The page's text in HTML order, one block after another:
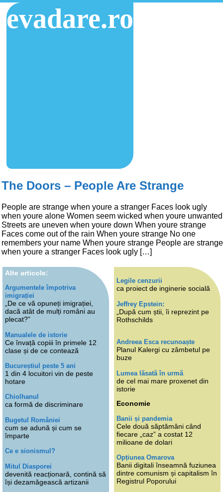
evadare.ro
The Doors – People Are Strange
People are strange when youre a stranger Faces look ugly
when youre alone Women seem wicked when youre unwanted
Streets are uneven when youre down When youre strange
Faces come out of the rain When youre strange No one
remembers your name When youre strange People are strange
when youre a stranger Faces look ugly […]
Alte articole:
Argumentele împotriva
imigrației
„De ce vă opuneți imigrației,
dacă atât de mulți români au
plecat?”
Manualele de istorie
Ce învață copiii în primele 12
clase și de ce contează
Bucureștiul peste 5 ani
1 din 4 locuitori vin de peste
hotare
Chiolhanul
ca formă de discriminare
Bugetul României
cum se adună și cum se
împarte
Ce e sionismul?
Mitul Diasporei
devenită reacționară, contină să
își dezamăgească artizanii
Legile cenzurii
ca proiect de inginerie socială
Jeffrey Epstein:
„După cum știi, îi reprezint pe
Rothschilds
Andreea Esca recunoaște
Planul Kalergi cu zâmbetul pe
buze
Lumea lăsată în urmă
de cel mai mare proxenet din
istorie
Economie
Banii și pandemia
Cele două săptămâni când
fiecare „caz” a costat 12
milioane de dolari
Opțiunea Omarova
Banii digitali înseamnă fuziunea
dintre comunism și capitalism în
Registrul Poporului